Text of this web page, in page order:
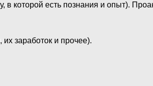
которой есть познания и опыт).
заработок и прочее).